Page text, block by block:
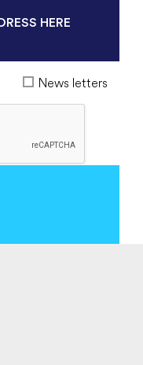
News letters